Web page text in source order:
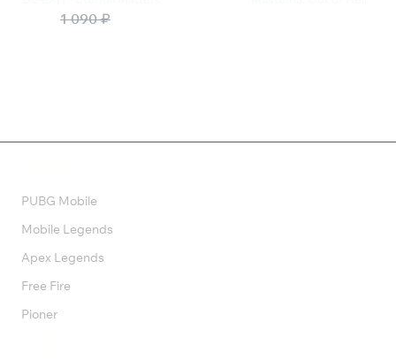
1 090 ₽
PUBG Mobile
Mobile Legends
Apex Legends
Free Fire
Pioner